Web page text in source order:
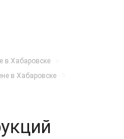
в Хабаровске
в Хабаровске